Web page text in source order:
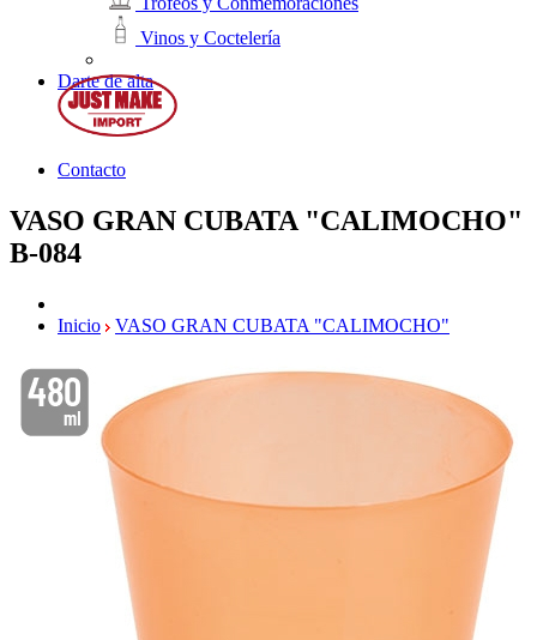
Vinos y Coctelería
Darte de alta
Contacto
VASO GRAN CUBATA "CALIMOCHO"
B-084
Inicio VASO GRAN CUBATA "CALIMOCHO"